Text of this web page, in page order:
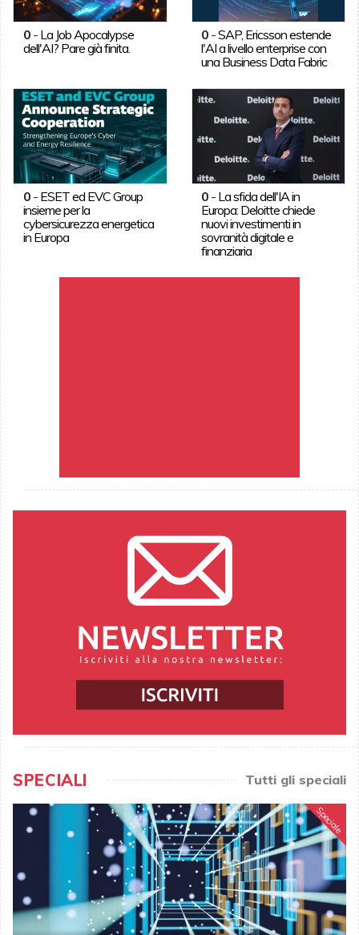
0- La Job Apocalypse
dell'AI? Pare già finita.
0 -SAP, Ericsson estende
l'AI a livello enterprise con
una Business Data Fabric
0- ESET ed EVC Group
insieme per la
cybersicurezza energetica
in Europa
0 - La sfida dell'IA in
Europa: Deloitte chiede
nuovi investimenti in
sovranità digitale e
finanziaria
SPECIALI Tutti gli speciali
Speciale